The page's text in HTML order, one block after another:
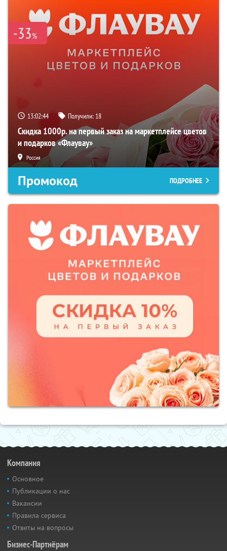
-33%
13:02:43 Получили: 18
Скидка 1000р. на первый заказ на маркетплейсе цветов
и подарков «Флаувау»
Россия
Промокод ПОДРОБНЕЕ
Компания
Основное
Публикации о нас
Вакансии
Правила сервиса
Ответы на вопросы
Бизнес-Партнёрам